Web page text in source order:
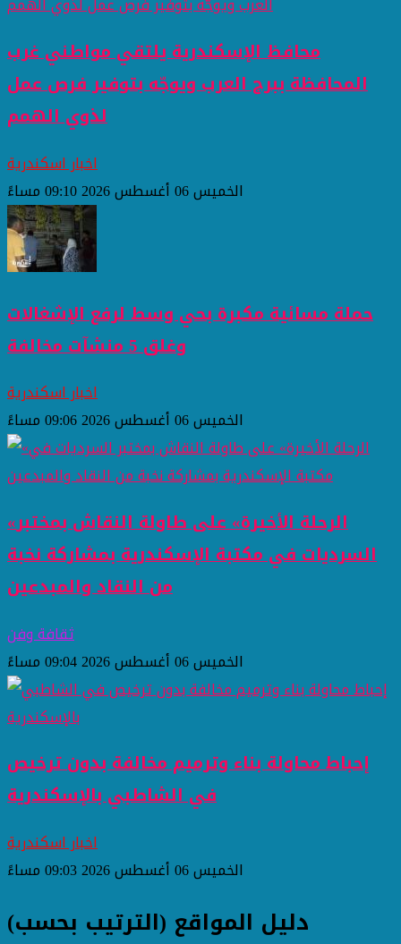
محافظ الإسكندرية يلتقي مواطني غرب
المحافظة ببرج العرب ويوجّه بتوفير فرص عمل
لذوي الهمم
اخبار اسكندرية
الخميس 06 أغسطس 2026 09:10 مساءً
حملة مسائية مكبرة بحي وسط لرفع الإشغالات
وغلق 5 منشآت مخالفة
اخبار اسكندرية
الخميس 06 أغسطس 2026 09:06 مساءً
«الرحلة الأخيرة» على طاولة النقاش بمختبر
السرديات في مكتبة الإسكندرية بمشاركة نخبة
من النقاد والمبدعين
ثقافة وفن
الخميس 06 أغسطس 2026 09:04 مساءً
إحباط محاولة بناء وترميم مخالفة بدون ترخيص
في الشاطبي بالإسكندرية
اخبار اسكندرية
الخميس 06 أغسطس 2026 09:03 مساءً
دليل المواقع (الترتيب بحسب)